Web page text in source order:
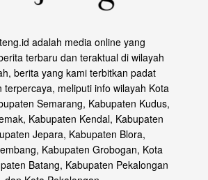
adalah media online yang
terbaru dan teraktual di wilayah
berita yang kami terbitkan padat
terpercaya, meliputi info wilayah Kota
Semarang, Kabupaten Kudus,
Kabupaten Kendal, Kabupaten
Jepara, Kabupaten Blora,
Kabupaten Grobogan, Kota
Batang, Kabupaten Pekalongan